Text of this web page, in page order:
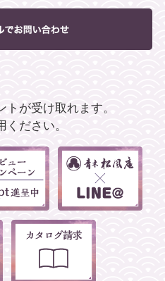
が受け取れます。
ください。